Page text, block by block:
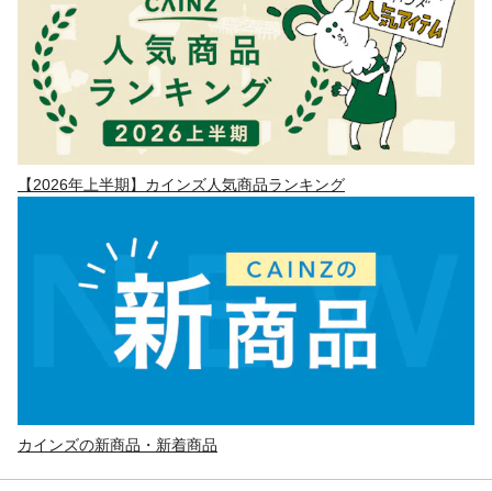
【2026年上半期】カインズ人気商品ランキング
カインズの新商品・新着商品